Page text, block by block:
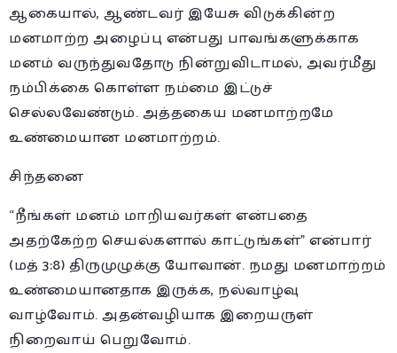
ஆகையால், ஆண்டவர் இயேசு விடுக்கின்ற
மனமாற்ற அழைப்பு என்பது பாவங்களுக்காக
மனம் வருந்துவதோடு நின்றுவிடாமல், அவர்மீது
நம்பிக்கை கொள்ள நம்மை இட்டுச்
செல்லவேண்டும். அத்தகைய மனமாற்றமே
உண்மையான மனமாற்றம்.
சிந்தனை
“நீங்கள் மனம் மாறியவர்கள் என்பதை
அதற்கேற்ற செயல்களால் காட்டுங்கள்” என்பார்
(மத் 3:8) திருமுழுக்கு யோவான். நமது மனமாற்றம்
உண்மையானதாக இருக்க, நல்வாழ்வு
வாழ்வோம். அதன்வழியாக இறையருள்
நிறைவாய் பெறுவோம்.